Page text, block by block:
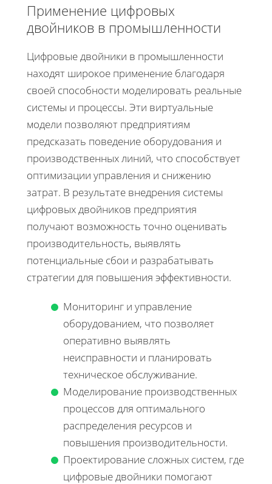
Применение цифровых
двойников в промышленности
Цифровые двойники в промышленности
находят широкое применение благодаря
своей способности моделировать реальные
системы и процессы. Эти виртуальные
модели позволяют предприятиям
предсказать поведение оборудования и
производственных линий, что способствует
оптимизации управления и снижению
затрат. В результате внедрения системы
цифровых двойников предприятия
получают возможность точно оценивать
производительность, выявлять
потенциальные сбои и разрабатывать
стратегии для повышения эффективности.
Мониторинг и управление
оборудованием, что позволяет
оперативно выявлять
неисправности и планировать
техническое обслуживание.
Моделирование производственных
процессов для оптимального
распределения ресурсов и
повышения производительности.
Проектирование сложных систем, где
цифровые двойники помогают